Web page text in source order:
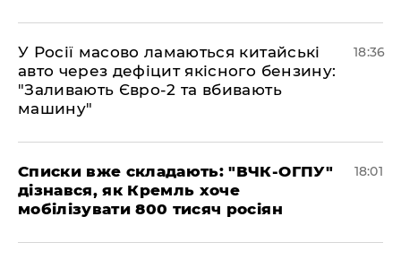
У Росії масово ламаються китайські
авто через дефіцит якісного бензину:
"Заливають Євро-2 та вбивають
машину"
18:36
Списки вже складають: "ВЧК-ОГПУ"
дізнався, як Кремль хоче
мобілізувати 800 тисяч росіян
18:01